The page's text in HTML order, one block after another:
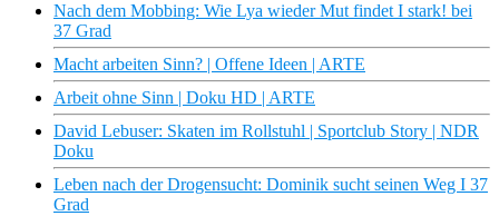
Nach dem Mobbing: Wie Lya wieder Mut findet I stark! bei
37 Grad
Macht arbeiten Sinn? | Offene Ideen | ARTE
Arbeit ohne Sinn | Doku HD | ARTE
David Lebuser: Skaten im Rollstuhl | Sportclub Story | NDR
Doku
Leben nach der Drogensucht: Dominik sucht seinen Weg I 37
Grad